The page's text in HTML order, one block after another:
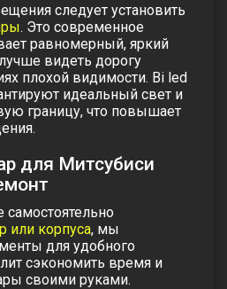
следует установить
. Это современное
равномерный, яркий
видеть дорогу
плохой видимости. Bi led
идеальный свет и
границу, что повышает
для Митсубиси
самостоятельно
или корпуса, мы
для удобного
сэкономить время и
своими руками.